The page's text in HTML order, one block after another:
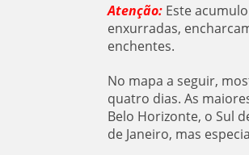
Atenção:Este
enxurradas,
enchentes.
No mapa a seguir,
quatro dias. As
Belo Horizonte, o Sul
de Janeiro, mas